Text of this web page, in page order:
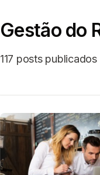
Gestão do
117 posts publicados